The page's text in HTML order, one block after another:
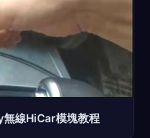
線HiCar模塊教程